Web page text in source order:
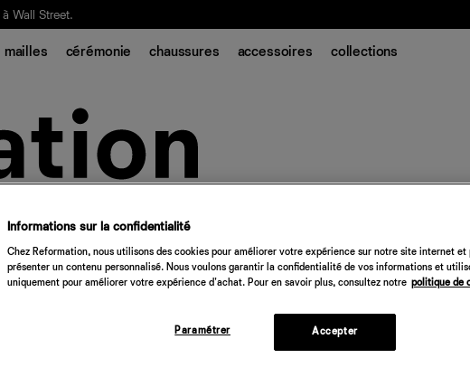
Wall Street.
mailles cérémonie chaussures accessoires collections
Informations sur la confidentialité
Chez Reformation, nous utilisons des cookies pour améliorer votre expérience sur notre site internet et
présenter un contenu personnalisé. Nous voulons garantir la confidentialité de vos informations et
uniquement pour améliorer votre expérience d'achat. Pour en savoir plus, consultez notre politique de
Paramétrer Accepter